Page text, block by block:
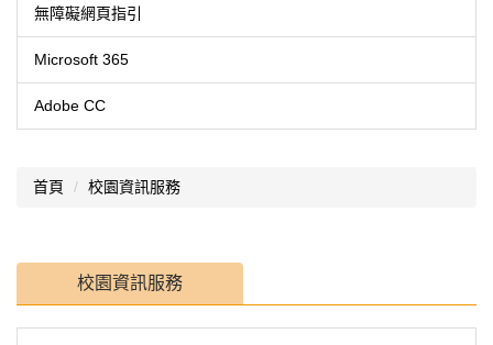
無障礙網頁指引
Microsoft 365
Adobe CC
首頁 校園資訊服務
校園資訊服務